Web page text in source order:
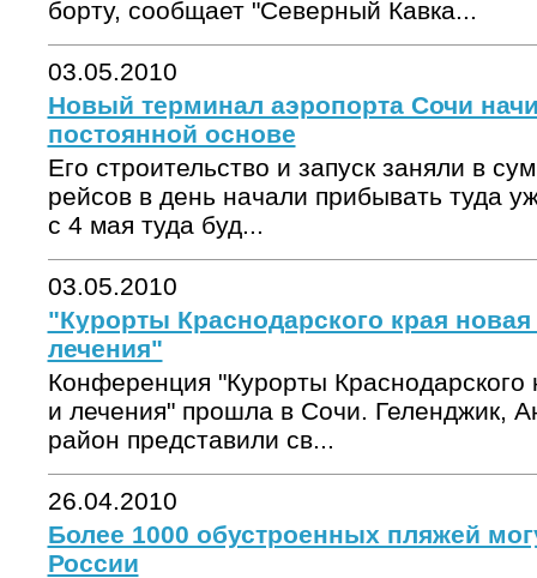
борту, сообщает "Северный Кавка...
03.05.2010
Новый терминал аэропорта Сочи
постоянной основе
Его строительство и запуск заняли в
рейсов в день начали прибывать туда
с 4 мая туда буд...
03.05.2010
"Курорты Краснодарского края
лечения"
Конференция "Курорты Краснодарского
и лечения" прошла в Сочи. Геленджик,
район представили св...
26.04.2010
Более 1000 обустроенных пляжей
России